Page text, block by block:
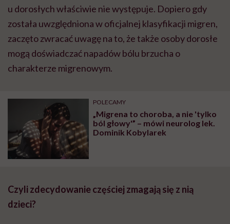
u dorosłych właściwie nie występuje. Dopiero gdy
została uwzględniona w oficjalnej klasyfikacji migren,
zaczęto zwracać uwagę na to, że także osoby dorosłe
mogą doświadczać napadów bólu brzucha o
charakterze migrenowym.
POLECAMY
„Migrena to choroba, a nie 'tylko
ból głowy'” – mówi neurolog lek.
Dominik Kobylarek
Czyli zdecydowanie częściej zmagają się z nią
dzieci?